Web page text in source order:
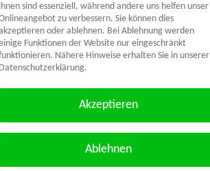
ihnen sind essenziell, während andere uns helfen unser
zu verbessern. Sie können dies
oder ablehnen. Bei Ablehnung werden
Funktionen der Website nur eingeschränkt
Nähere Hinweise erhalten Sie in unserer
Datenschutzerklärung.
Akzeptieren
Ablehnen